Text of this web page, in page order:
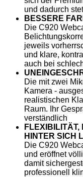
und dadurch
BESSERE
Die C920
jeweils
und klare,
auch bei
Die mit zwei
Kamera -
realistischen
Raum. Ihr
verständlich
FLEXIBILITÄT,
HINTER SICH
Die C920
und eröffnet
damit
professionell